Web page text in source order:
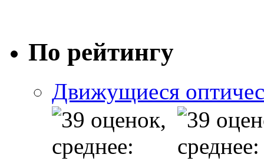
По рейтингу
Движущиеся